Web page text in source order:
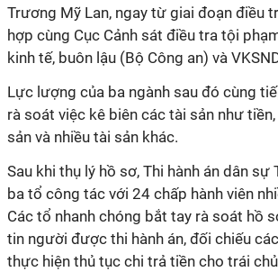
Trương Mỹ Lan, ngay từ giai đoạn điều
hợp cùng Cục Cảnh sát điều tra tội
kinh tế, buôn lậu (Bộ Công an) và
Lực lượng của ba ngành sau đó cùng
rà soát việc kê biên các tài sản như
sản và nhiều tài sản khác.
Sau khi thụ lý hồ sơ, Thi hành án dân sự
ba tổ công tác với 24 chấp hành viên
Các tổ nhanh chóng bắt tay rà soát hồ
tin người được thi hành án, đối chiếu
thực hiện thủ tục chi trả tiền cho trái